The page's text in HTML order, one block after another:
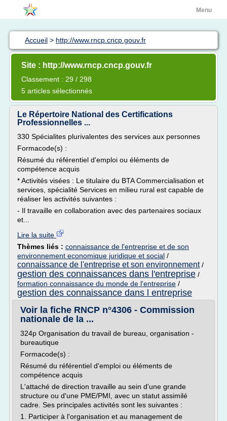
Menu
Accueil > http://www.rncp.cncp.gouv.fr
Site : http://www.rncp.cncp.gouv.fr
Classement : 29 / 298
5 articles sélectionnés
Le Répertoire National des Certifications
Professionnelles ...
330 Spécialites plurivalentes des services aux personnes
Formacode(s) :
Résumé du référentiel d'emploi ou éléments de
compétence acquis
* Activités visées : Le titulaire du BTA Commercialisation et
services, spécialité Services en milieu rural est capable de
réaliser les activités suivantes :
- Il travaille en collaboration avec des partenaires sociaux
et...
Lire la suite
Thèmes liés : connaissance de l'entreprise et de son
environnement economique juridique et social /
connaissance de l'entreprise et son environnement/
gestion des connaissances dans l'entreprise /
formation connaissance du monde de l'entreprise /
gestion des connaissance dans l entreprise
Voir la fiche RNCP n°4306 - Commission
nationale de la ...
324p Organisation du travail de bureau, organisation -
bureautique
Formacode(s) :
Résumé du référentiel d'emploi ou éléments de
compétence acquis
L'attaché de direction travaille au sein d'une grande
structure ou d'une PME/PMI, avec un statut assimilé
cadre. Ses principales activités sont les suivantes :
1. Participer à l'organisation et au management de